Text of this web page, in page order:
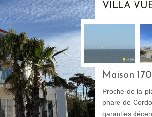
VILLA
Maison
Proche de la
phare de
garanties